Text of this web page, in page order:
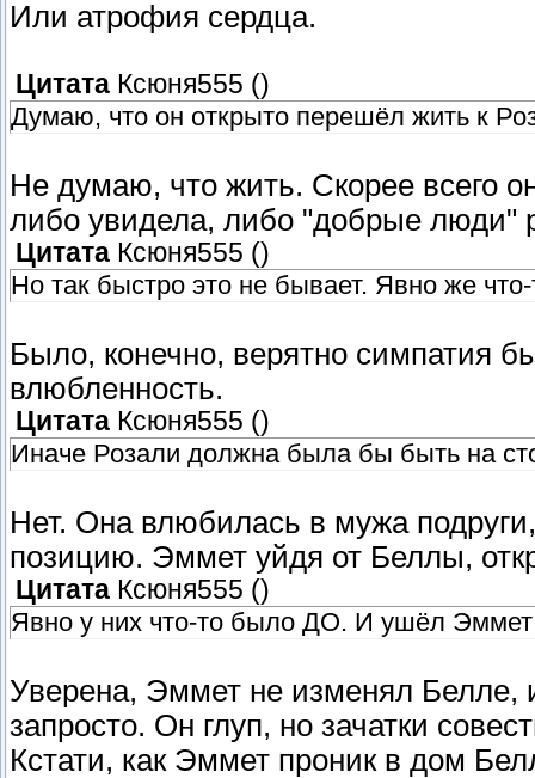
Или атрофия сердца.
Цитата Ксюня555 ()
Думаю, что он открыто перешёл жить к
Не думаю, что жить. Скорее всего
либо увидела, либо "добрые люди"
Цитата Ксюня555 ()
Но так быстро это не бывает. Явно же
Было, конечно, верятно симпатия
влюбленность.
Цитата Ксюня555 ()
Иначе Розали должна была бы быть на
Нет. Она влюбилась в мужа
позицию. Эммет уйдя от Беллы,
Цитата Ксюня555 ()
Явно у них что-то было ДО. И ушёл Эммет
Уверена, Эммет не изменял Белле,
запросто. Он глуп, но зачатки
Кстати, как Эммет проник в дом